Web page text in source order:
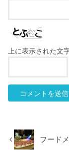
上に表示された文
フード